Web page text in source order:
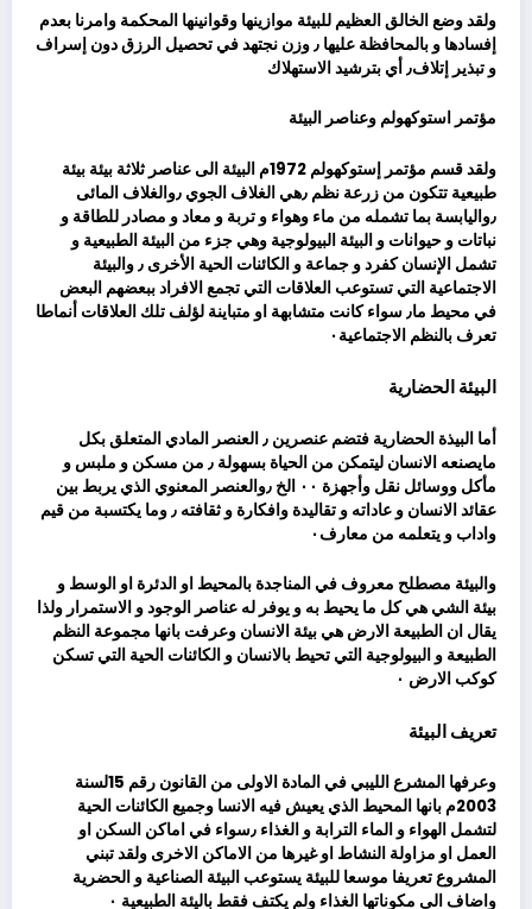
ولقد وضع الخالق العظيم للبيئة موازينها وقوانينها المحكمة وامرنا بعدم
إفسادها و بالمحافظة عليها ٫ وزن نجتهد في تحصيل الرزق دون إسراف
و تبذير إتلاف٫ أي بترشيد الاستهلاك
مؤتمر استوكهولم وعناصر البيئة
ولقد قسم مؤتمر إستوكهولم 1972م البيئة الى عناصر ثلاثة بيئة بيئة
طبيعية تتكون من زرعة نظم ٫هي الغلاف الجوي ٫والغلاف المائى
٫واليابسة بما تشمله من ماء وهواء و تربة و معاد و مصادر للطاقة و
نباتات و حيوانات و البيئة البيولوجية وهي جزء من البيئة الطبيعية و
تشمل الإنسان كفرد و جماعة و الكائنات الحية الأخرى ٫ والبيئة
الاجتماعية التي تستوعب العلاقات التي تجمع الافراد ببعضهم البعض
في محيط ما٫ سواء كانت متشابهة او متباينة لؤلف تلك العلاقات أنماطا
تعرف بالنظم الاجتماعية٠
البيئة الحضارية
أما البيذة الحضارية فتضم عنصرين ٫ العنصر المادي المتعلق بكل
مايصنعه الانسان ليتمكن من الحياة بسهولة ٫ من مسكن و ملبس و
مأكل ووسائل نقل وأجهزة ٠٠ الخ ٫والعنصر المعنوي الذي يربط بين
عقائد الانسان و عاداته و تقاليدة وافكارة و ثقافته ٫ وما يكتسبة من قيم
واداب و يتعلمه من معارف٠
والبيئة مصطلح معروف في المناجدة بالمحيط او الدئرة او الوسط و
بيئة الشي هي كل ما يحيط به و يوفر له عناصر الوجود و الاستمرار ولذا
يقال ان الطبيعة الارض هي بيئة الانسان وعرفت بانها مجموعة النظم
الطبيعة و البيولوجية التي تحيط بالانسان و الكائنات الحية التي تسكن
كوكب الارض ٠
تعريف البيئة
وعرفها المشرع الليبي في المادة الاولى من القانون رقم 15لسنة
2003م بانها المحيط الذي يعيش فيه الانسا وجميع الكائنات الحية
لتشمل الهواء و الماء الترابة و الغذاء ٫سواء في اماكن السكن او
العمل او مزاولة النشاط او غيرها من الاماكن الاخرى ولقد تبني
المشروع تعريفا موسعا للبيئة يستوعب البيئة الصناعية و الحضرية
واضاف الى مكوناتها الغذاء ولم يكتف فقط باليئة الطبيعية ٠